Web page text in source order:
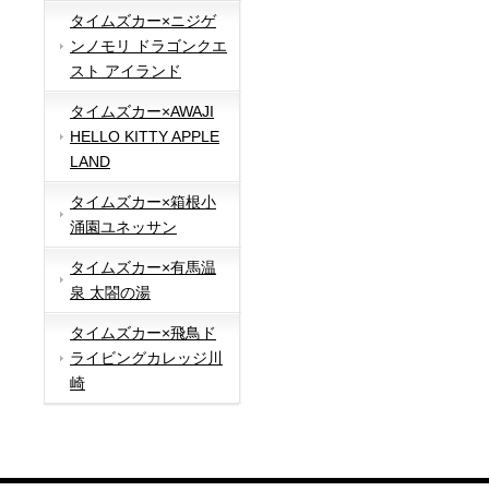
タイムズカー×ニジゲ
ンノモリ ドラゴンクエ
スト アイランド
タイムズカー×AWAJI
HELLO KITTY APPLE
LAND
タイムズカー×箱根小
涌園ユネッサン
タイムズカー×有馬温
泉 太閤の湯
タイムズカー×飛鳥ド
ライビングカレッジ川
崎